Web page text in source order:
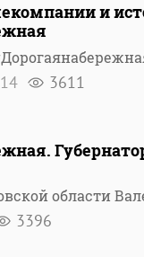
и
3611
области
3396